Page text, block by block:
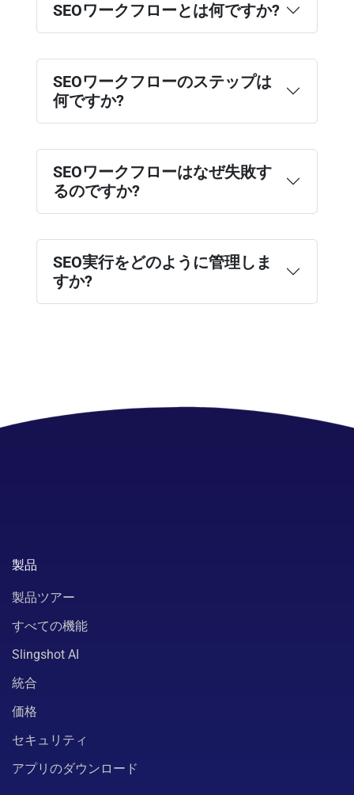
SEOワークフローとは何ですか?
SEOワークフローのステップは
何ですか?
SEOワークフローはなぜ失敗す
るのですか?
SEO実行をどのように管理しま
すか?
製品
製品ツアー
すべての機能
Slingshot AI
統合
価格
セキュリティ
アプリのダウンロード